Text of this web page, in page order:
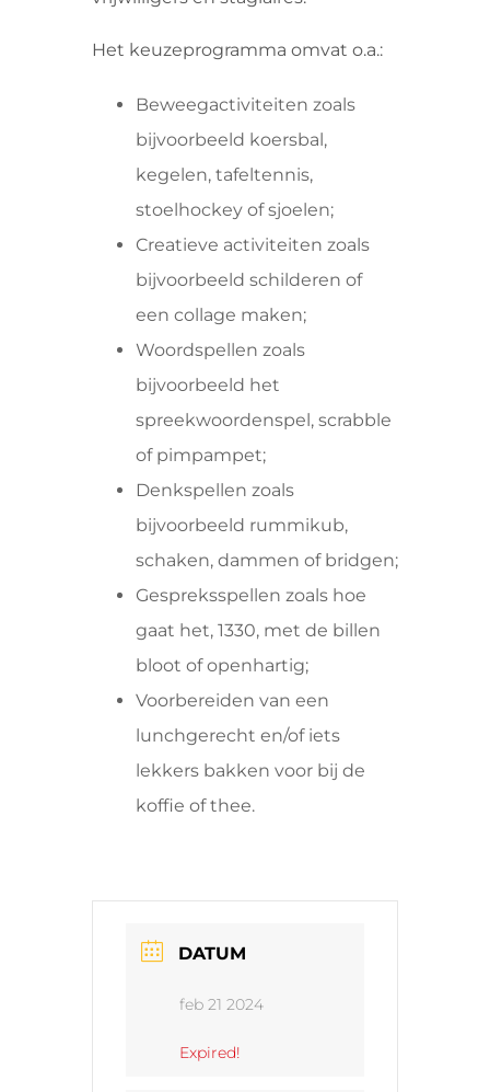
Het keuzeprogramma omvat o.a.:
Beweegactiviteiten zoals
bijvoorbeeld koersbal,
kegelen, tafeltennis,
stoelhockey of sjoelen;
Creatieve activiteiten zoals
bijvoorbeeld schilderen of
een collage maken;
Woordspellen zoals
bijvoorbeeld het
spreekwoordenspel, scrabble
of pimpampet;
Denkspellen zoals
bijvoorbeeld rummikub,
schaken, dammen of bridgen;
Gespreksspellen zoals hoe
gaat het, 1330, met de billen
bloot of openhartig;
Voorbereiden van een
lunchgerecht en/of iets
lekkers bakken voor bij de
koffie of thee.
DATUM
feb 21 2024
Expired!